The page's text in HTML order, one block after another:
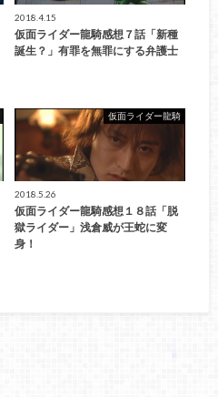
2018.4.15
仮面ライダー龍騎感想７話「新種
誕生？」有罪を無罪にする弁護士
仮面ライダー龍騎
2018.5.26
仮面ライダー龍騎感想１８話「脱
獄ライダー」浅倉威が王蛇に変
身！